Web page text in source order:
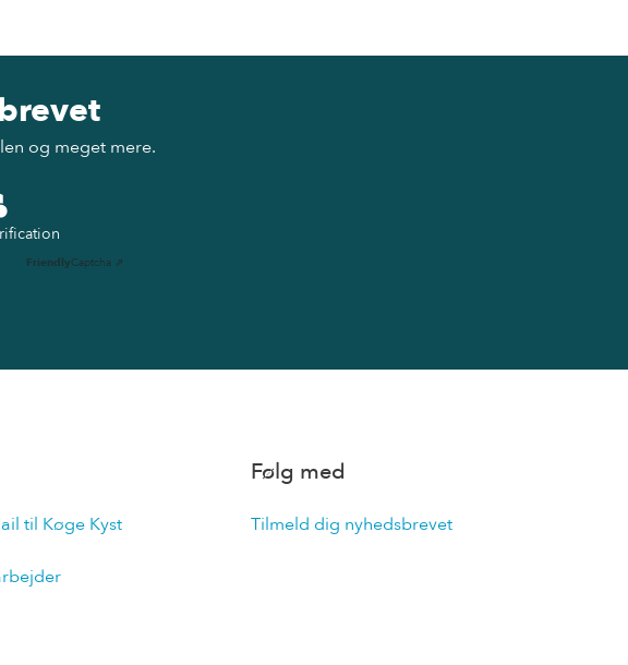
og meget mere.
FriendlyCaptcha ⇗
til Køge Kyst
Følg med
Tilmeld dig nyhedsbrevet